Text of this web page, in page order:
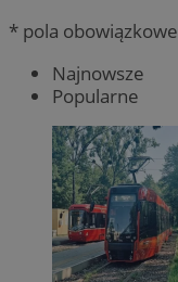
* pola obowiązkowe
Najnowsze
Popularne